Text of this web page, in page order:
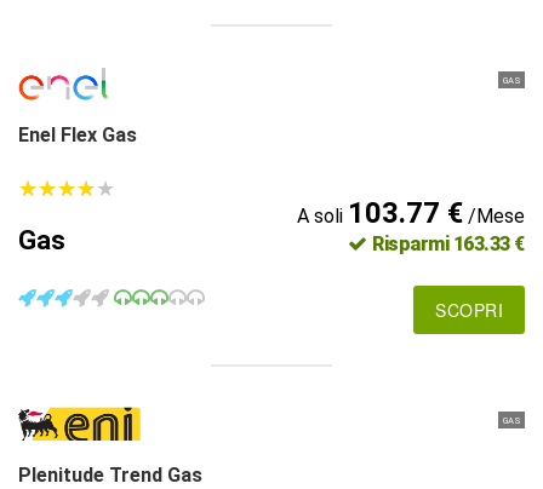
GAS
Enel Flex Gas
★★★★★
★★★★★
Gas
A soli 103.77 €/Mese
Risparmi 163.33 €
SCOPRI
GAS
Plenitude Trend Gas